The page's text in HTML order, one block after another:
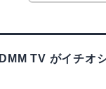
DMM TV がイチオ